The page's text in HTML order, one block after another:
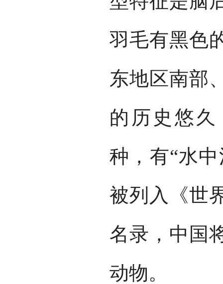
羽毛有黑色
东地区南部
的历史悠
种，有“水
被列入《世
名录，中国
动物。